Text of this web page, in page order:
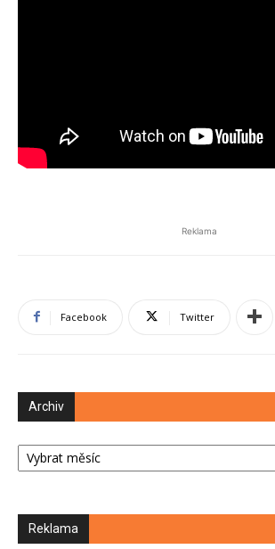
Reklama
Facebook Twitter
Archiv
Archiv
Reklama